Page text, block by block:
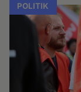
POLITIK